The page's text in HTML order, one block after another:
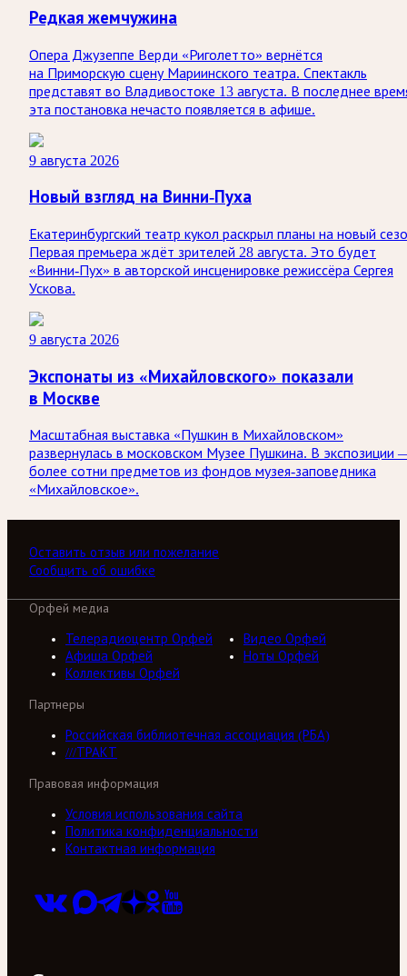
Редкая жемчужина
Опера Джузеппе Верди «Риголетто» вернётся
на Приморскую сцену Мариинского театра. Спектакль
представят во Владивостоке 13 августа. В последнее
эта постановка нечасто появляется в афише.
9 августа 2026
Новый взгляд на Винни-Пуха
Екатеринбургский театр кукол раскрыл планы на новый
Первая премьера ждёт зрителей 28 августа. Это будет
«Винни-Пух» в авторской инсценировке режиссёра Сергея
Ускова.
9 августа 2026
Экспонаты из «Михайловского» показали
в Москве
Масштабная выставка «Пушкин в Михайловском»
развернулась в московском Музее Пушкина. В экспозиции
более сотни предметов из фондов музея-заповедника
«Михайловское».
Оставить отзыв или пожелание
Сообщить об ошибке
Орфей медиа
Телерадиоцентр Орфей
Видео Орфей
Афиша Орфей
Ноты Орфей
Коллективы Орфей
Партнеры
Российская библиотечная ассоциация (РБА)
///ТРАКТ
Правовая информация
Условия использования сайта
Политика конфиденциальности
Контактная информация